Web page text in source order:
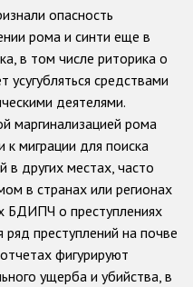
вопросы
на почве ненависти
hate crime
опасность
рома и синти еще в
в том числе риторика о
усугубляться средствами
деятелями.
маргинализацией рома
миграции для поиска
в других местах, часто
в странах или регионах
БДИПЧ о преступлениях
преступлений на почве
фигурируют
ущерба и убийства, в